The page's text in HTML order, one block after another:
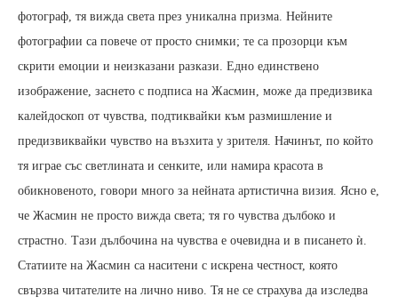
фотограф, тя вижда света през уникална призма. Нейните
фотографии са повече от просто снимки; те са прозорци към
скрити емоции и неизказани разкази. Едно единствено
изображение, заснето с подписа на Жасмин, може да предизвика
калейдоскоп от чувства, подтиквайки към размишление и
предизвиквайки чувство на възхита у зрителя. Начинът, по който
тя играе със светлината и сенките, или намира красота в
обикновеното, говори много за нейната артистична визия. Ясно е,
че Жасмин не просто вижда света; тя го чувства дълбоко и
страстно. Тази дълбочина на чувства е очевидна и в писането ѝ.
Статиите на Жасмин са наситени с искрена честност, която
свързва читателите на лично ниво. Тя не се страхува да изследва